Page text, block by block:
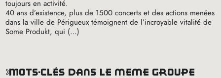
toujours en activité.
40 ans d’existence, plus de 1500 concerts et des actions menées
dans la ville de Périgueux témoignent de l’incroyable vitalité de
Some Produkt, qui (…)
mots-clés dans le même groupe